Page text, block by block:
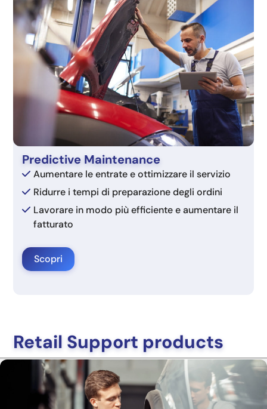
Predictive Maintenance
Aumentare le entrate e ottimizzare il servizio
Ridurre i tempi di preparazione degli ordini
Lavorare in modo più efficiente e aumentare il
fatturato
Scopri
Retail Support products